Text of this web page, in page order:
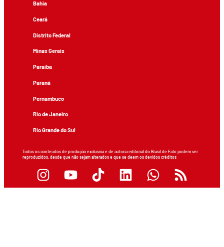
Bahia
Ceará
Distrito Federal
Minas Gerais
Paraíba
Paraná
Pernambuco
Rio de Janeiro
Rio Grande do Sul
Todos os conteúdos de produção exclusiva e de autoria editorial do Brasil de Fato podem ser
reproduzidos, desde que não sejam alterados e que se deem os devidos créditos.